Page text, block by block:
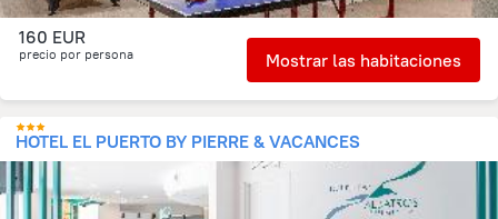
160 EUR
precio por persona Mostrar las habitaciones
HOTEL EL PUERTO BY PIERRE & VACANCES